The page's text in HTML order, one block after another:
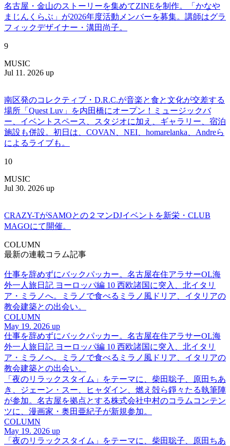
名古屋・金山のストーリーを集めてZINEを制作。「かなや
まじんくらぶ」が2026年度活動メンバーを募集。講師はグラ
フィックデザイナー・溝田尚子。
9
MUSIC
Jul 11. 2026 up
南区発のコレクティブ・D.R.C.が⾳楽と⾷と⽂化が交差する
場所「Quest Luv」を内田橋にオープン！ミュージックバ
ー、イベントスペース、スタジオに加え、ギャラリー、宿泊
施設も併設。初日は、COVAN、NEI、homarelanka、Andreら
によるライブも。
10
MUSIC
Jul 30. 2026 up
CRAZY-TがSAMOとの２マンDJイベントを新栄・CLUB
MAGOにて開催。
COLUMN
最新の連載コラム記事
仕事を辞めずにバックパッカー。名古屋在住アラサーOL海
外一人旅日記 ヨーロッパ編 10 西欧諸国に突入、北イタリ
ア・ミラノへ。ミラノで食べるミラノ風ドリア、イタリアの
教会建築との出会い。
COLUMN
May 19. 2026 up
仕事を辞めずにバックパッカー。名古屋在住アラサーOL海
外一人旅日記 ヨーロッパ編 10 西欧諸国に突入、北イタリ
ア・ミラノへ。ミラノで食べるミラノ風ドリア、イタリアの
教会建築との出会い。
「夜のリラックスタイム」をテーマに、柴田聡子、原田ちあ
き、ジェーン・スー、ヒャダイン、燃え殻ら錚々たる執筆陣
が参加。名古屋を拠点とする株式会社中村のコラムコンテン
ツに、漫画家・奥田亜紀子が新規参加。
COLUMN
May 19. 2026 up
「夜のリラックスタイム」をテーマに、柴田聡子、原田ちあ